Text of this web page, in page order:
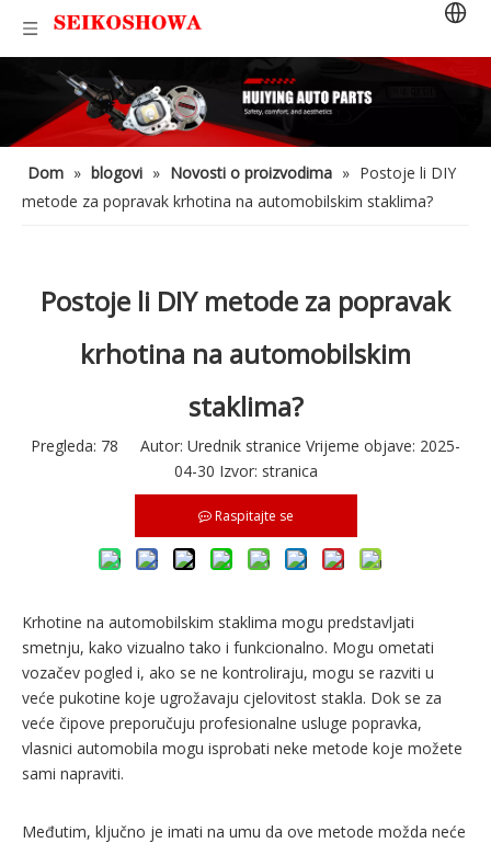
Dom » blogovi » Novosti o proizvodima » Postoje li DIY
metode za popravak krhotina na automobilskim staklima?
Postoje li DIY metode za popravak
krhotina na automobilskim
staklima?
Pregleda: 78 Autor: Urednik stranice Vrijeme objave: 2025-
04-30 Izvor: stranica
Raspitajte se
Krhotine na automobilskim staklima mogu predstavljati
smetnju, kako vizualno tako i funkcionalno. Mogu ometati
vozačev pogled i, ako se ne kontroliraju, mogu se razviti u
veće pukotine koje ugrožavaju cjelovitost stakla. Dok se za
veće čipove preporučuju profesionalne usluge popravka,
vlasnici automobila mogu isprobati neke metode koje možete
sami napraviti.
Međutim, ključno je imati na umu da ove metode možda neće